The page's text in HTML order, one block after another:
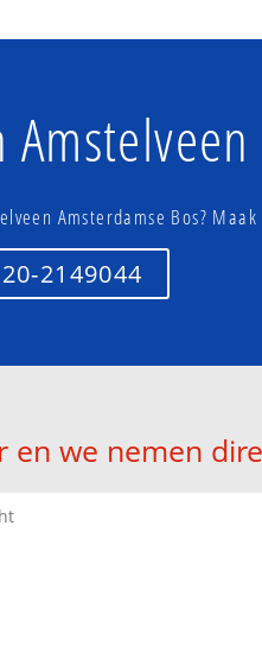
Amsterdamse Bos?
2149044
en we nemen